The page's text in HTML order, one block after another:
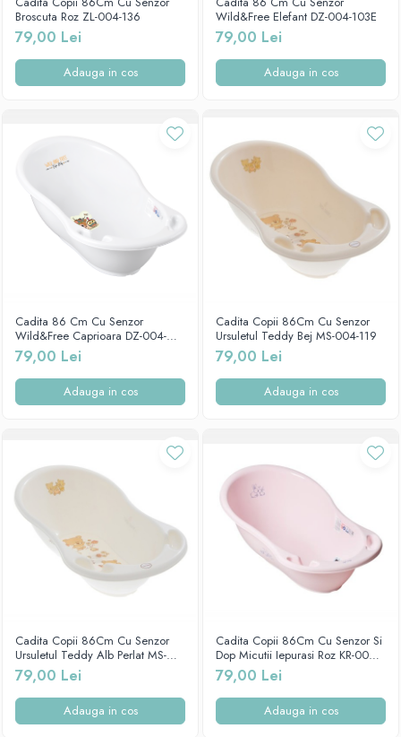
Broscuta Roz ZL-004-136
79,00 Lei
Adauga in cos
Wild&Free Elefant DZ-004-103E
79,00 Lei
Adauga in cos
Cadita 86 Cm Cu Senzor
Wild&Free Caprioara DZ-004-
103C
79,00 Lei
Adauga in cos
Cadita Copii 86Cm Cu Senzor
Ursuletul Teddy Bej MS-004-119
79,00 Lei
Adauga in cos
Cadita Copii 86Cm Cu Senzor
Ursuletul Teddy Alb Perlat MS-
004-118
79,00 Lei
Adauga in cos
Cadita Copii 86Cm Cu Senzor Si
Dop Micutii Iepurasi Roz KR-004-
104
79,00 Lei
Adauga in cos